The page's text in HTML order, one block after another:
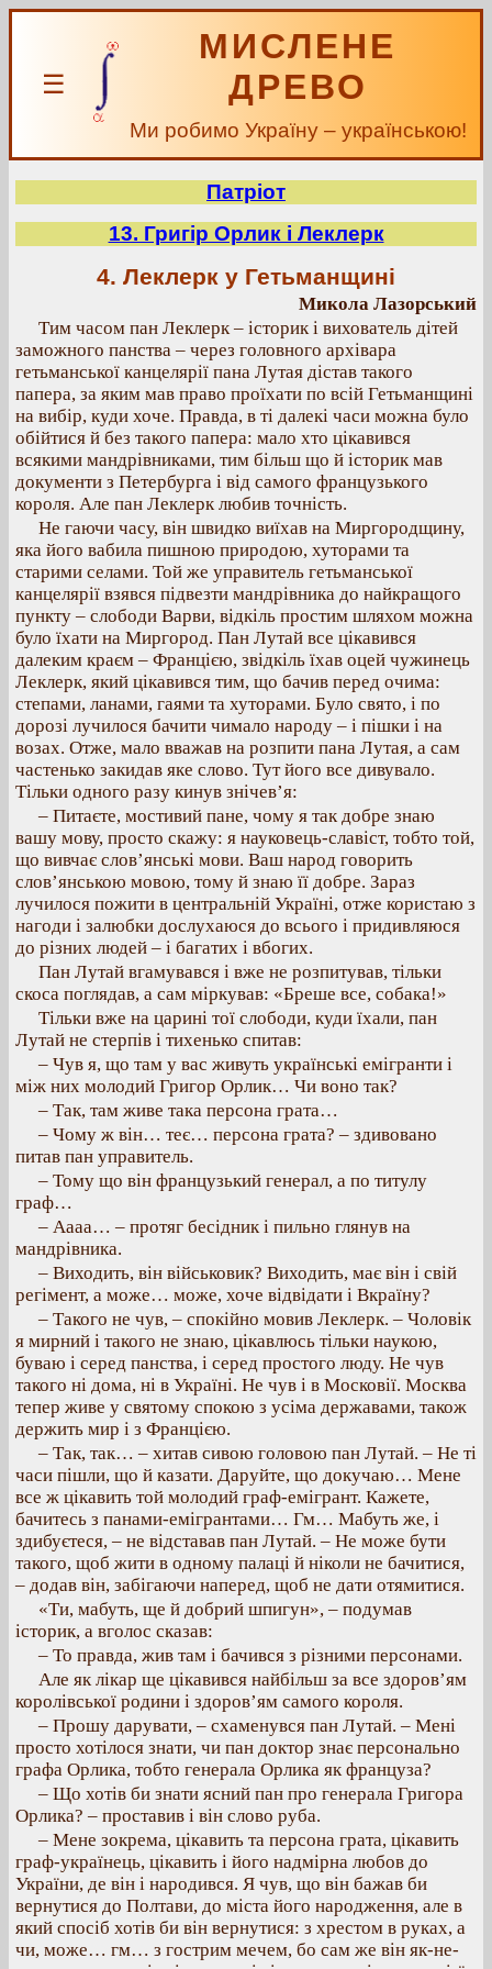
☰
МИСЛЕНЕ
ДРЕВО
Ми робимо Україну – українською!
Патріот
13. Григір Орлик і Леклерк
4. Леклерк у Гетьманщині
Микола Лазорський
Тим часом пан Леклерк – історик і вихователь дітей
заможного панства – через головного архівара
гетьманської канцелярії пана Лутая дістав такого
папера, за яким мав право проїхати по всій Гетьманщині
на вибір, куди хоче. Правда, в ті далекі часи можна було
обійтися й без такого папера: мало хто цікавився
всякими мандрівниками, тим більш що й історик мав
документи з Петербурга і від самого французького
короля. Але пан Леклерк любив точність.
Не гаючи часу, він швидко виїхав на Миргородщину,
яка його вабила пишною природою, хуторами та
старими селами. Той же управитель гетьманської
канцелярії взявся підвезти мандрівника до найкращого
пункту – слободи Варви, відкіль простим шляхом можна
було їхати на Миргород. Пан Лутай все цікавився
далеким краєм – Францією, звідкіль їхав оцей чужинець
Леклерк, який цікавився тим, що бачив перед очима:
степами, ланами, гаями та хуторами. Було свято, і по
дорозі лучилося бачити чимало народу – і пішки і на
возах. Отже, мало вважав на розпити пана Лутая, а сам
частенько закидав яке слово. Тут його все дивувало.
Тільки одного разу кинув знічев’я:
– Питаєте, мостивий пане, чому я так добре знаю
вашу мову, просто скажу: я науковець-славіст, тобто той,
що вивчає слов’янські мови. Ваш народ говорить
слов’янською мовою, тому й знаю її добре. Зараз
лучилося пожити в центральній Україні, отже користаю з
нагоди і залюбки дослухаюся до всього і придивляюся
до різних людей – і багатих і вбогих.
Пан Лутай вгамувався і вже не розпитував, тільки
скоса поглядав, а сам міркував: «Бреше все, собака!»
Тільки вже на царині тої слободи, куди їхали, пан
Лутай не стерпів і тихенько спитав:
– Чув я, що там у вас живуть українські емігранти і
між них молодий Григор Орлик… Чи воно так?
– Так, там живе така персона грата…
– Чому ж він… теє… персона грата? – здивовано
питав пан управитель.
– Тому що він французький генерал, а по титулу
граф…
– Аааа… – протяг бесідник і пильно глянув на
мандрівника.
– Виходить, він військовик? Виходить, має він і свій
регімент, а може… може, хоче відвідати і Вкраїну?
– Такого не чув, – спокійно мовив Леклерк. – Чоловік
я мирний і такого не знаю, цікавлюсь тільки наукою,
буваю і серед панства, і серед простого люду. Не чув
такого ні дома, ні в Україні. Не чув і в Московії. Москва
тепер живе у святому спокою з усіма державами, також
держить мир і з Францією.
– Так, так… – хитав сивою головою пан Лутай. – Не ті
часи пішли, що й казати. Даруйте, що докучаю… Мене
все ж цікавить той молодий граф-емігрант. Кажете,
бачитесь з панами-емігрантами… Гм… Мабуть же, і
здибуєтеся, – не відставав пан Лутай. – Не може бути
такого, щоб жити в одному палаці й ніколи не бачитися,
– додав він, забігаючи наперед, щоб не дати отямитися.
«Ти, мабуть, ще й добрий шпигун», – подумав
історик, а вголос сказав:
– То правда, жив там і бачився з різними персонами.
Але як лікар ще цікавився найбільш за все здоров’ям
королівської родини і здоров’ям самого короля.
– Прошу дарувати, – схаменувся пан Лутай. – Мені
просто хотілося знати, чи пан доктор знає персонально
графа Орлика, тобто генерала Орлика як француза?
– Що хотів би знати ясний пан про генерала Григора
Орлика? – проставив і він слово руба.
– Мене зокрема, цікавить та персона грата, цікавить
граф-українець, цікавить і його надмірна любов до
України, де він і народився. Я чув, що він бажав би
вернутися до Полтави, до міста його народження, але в
який спосіб хотів би він вернутися: з хрестом в руках, а
чи, може… гм… з гострим мечем, бо сам же він як-не-